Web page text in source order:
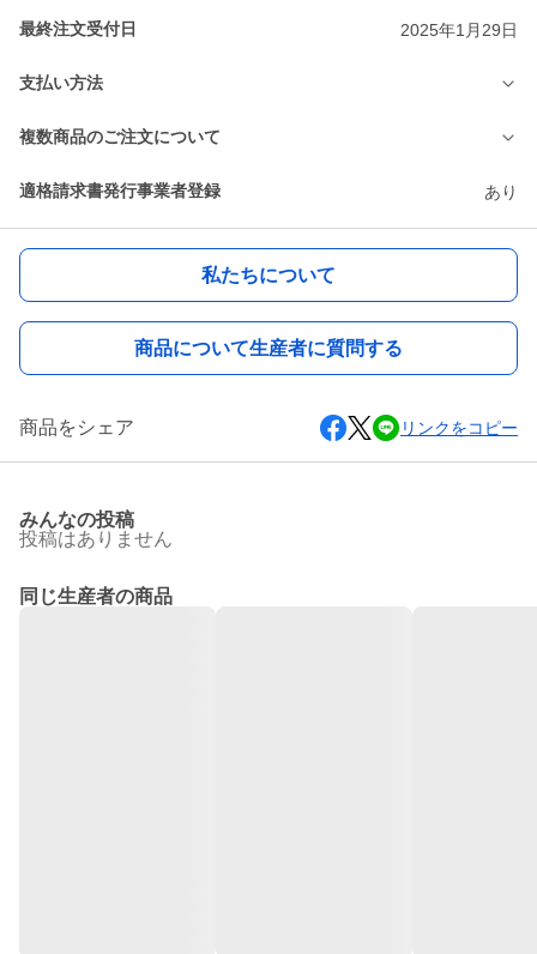
最終注文受付日 2025年1月29日
支払い方法
複数商品のご注文について
適格請求書発行事業者登録 あり
私たちについて
商品について生産者に質問する
商品をシェア リンクをコピー
みんなの投稿
投稿はありません
同じ生産者の商品